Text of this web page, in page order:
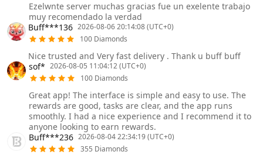
Ezelwnte server muchas gracias fue un exelente trabajo
muy recomendado la verdad
Buff***136 2026-08-06 20:14:08 (UTC+0)
100 Diamonds
Nice trusted and Very fast delivery . Thank u buff buff
sof* 2026-08-05 11:04:12 (UTC+0)
100 Diamonds
Great app! The interface is simple and easy to use. The
rewards are good, tasks are clear, and the app runs
smoothly. I had a nice experience and I recommend it to
anyone looking to earn rewards.
Buff***236 2026-08-04 22:34:19 (UTC+0)
355 Diamonds